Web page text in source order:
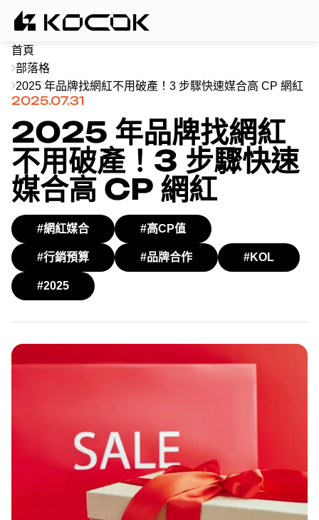
首頁
部落格
2025 年品牌找網紅不用破產！3 步驟快速媒合高 CP 網紅
2025.07.31
2025 年品牌找網紅
不用破產！3 步驟快速
媒合高 CP 網紅
#網紅媒合 #高CP值
#行銷預算 #品牌合作 #KOL
#2025